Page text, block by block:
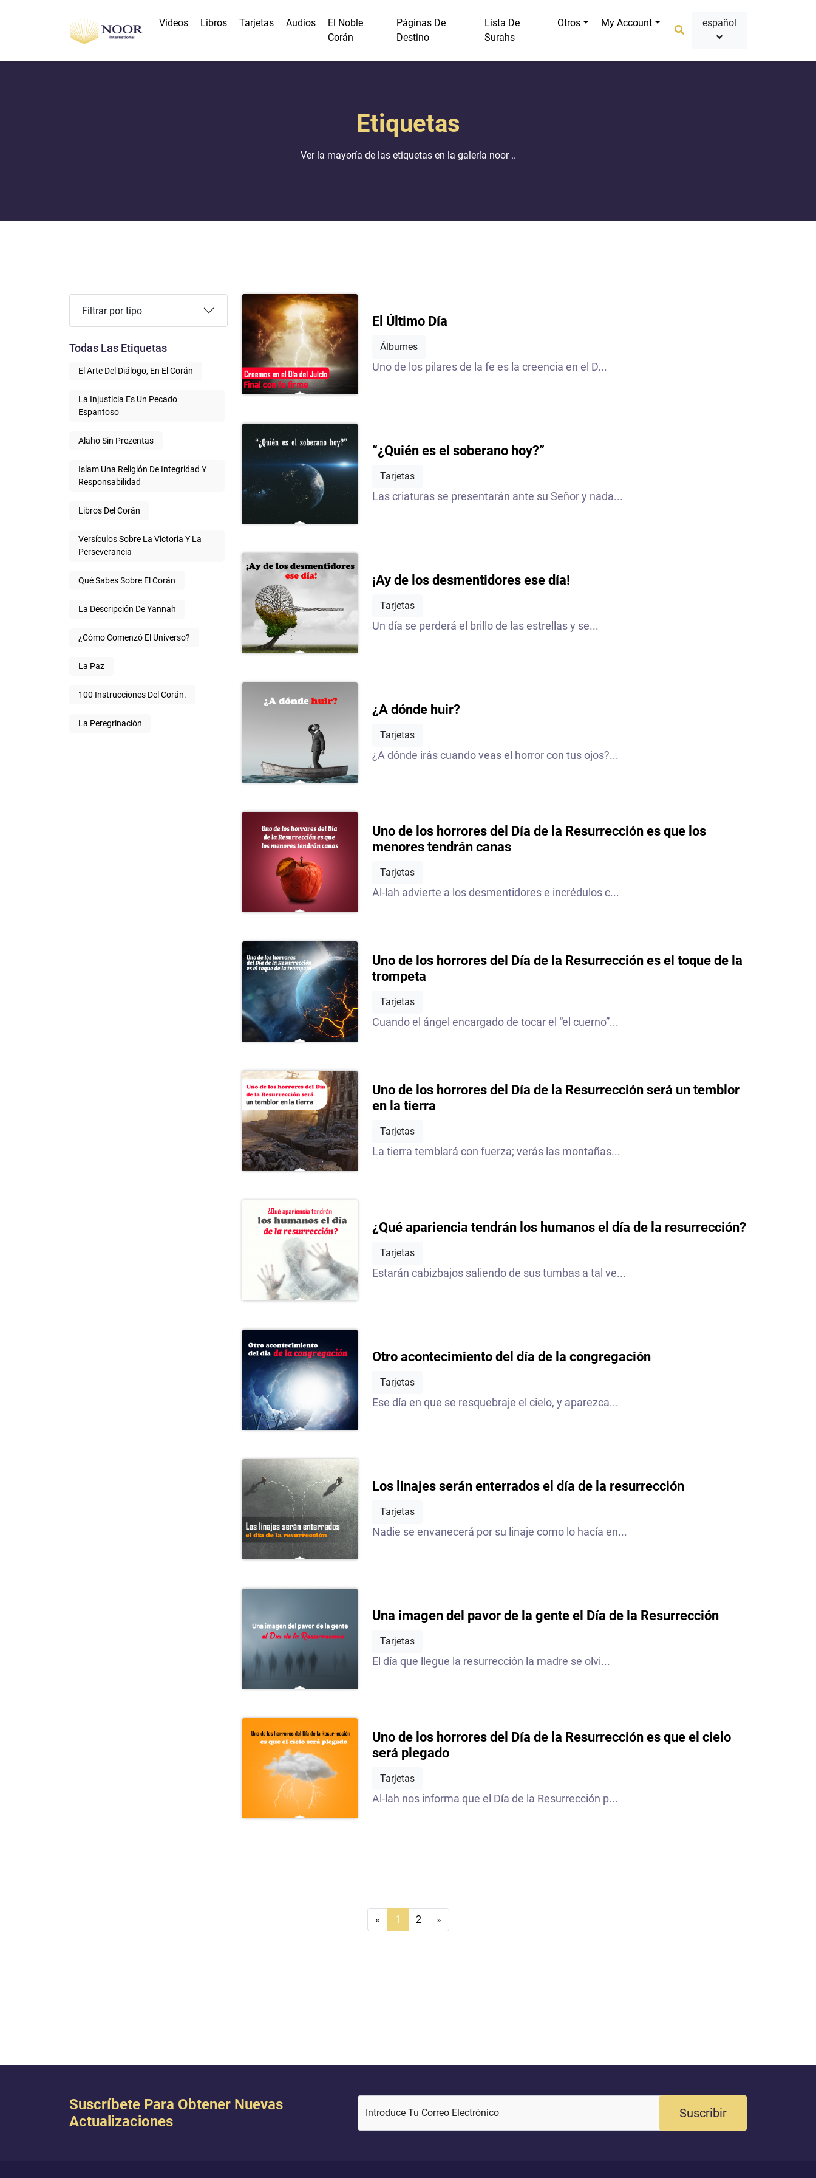
Videos Libros Tarjetas Audios
El Noble
Corán
Páginas De
Destino
Lista De
Surahs
Otros My Account
Etiquetas
Ver la mayoría de las etiquetas en la galería noor ..
Filtrar por tipo
Todas Las Etiquetas
El Arte Del Diálogo, En El Corán
La Injusticia Es Un Pecado
Espantoso
Alaho Sin Prezentas
Islam Una Religión De Integridad Y
Responsabilidad
Libros Del Corán
Versículos Sobre La Victoria Y La
Perseverancia
Qué Sabes Sobre El Corán
La Descripción De Yannah
¿Cómo Comenzó El Universo?
La Paz
100 Instrucciones Del Corán.
La Peregrinación
El Último Día
Álbumes
Uno de los pilares de la fe es la creencia en el D...
“¿Quién es el soberano hoy?”
Tarjetas
Las criaturas se presentarán ante su Señor y nada...
¡Ay de los desmentidores ese día!
Tarjetas
Un día se perderá el brillo de las estrellas y se...
¿A dónde huir?
Tarjetas
¿A dónde irás cuando veas el horror con tus ojos?...
Uno de los horrores del Día de la Resurrección es que los
menores tendrán canas
Tarjetas
Al-lah advierte a los desmentidores e incrédulos c...
Uno de los horrores del Día de la Resurrección es el toque de la
trompeta
Tarjetas
Cuando el ángel encargado de tocar el “el cuerno”...
Uno de los horrores del Día de la Resurrección será un temblor
en la tierra
Tarjetas
La tierra temblará con fuerza; verás las montañas...
¿Qué apariencia tendrán los humanos el día de la resurrección?
Tarjetas
Estarán cabizbajos saliendo de sus tumbas a tal ve...
Otro acontecimiento del día de la congregación
Tarjetas
Ese día en que se resquebraje el cielo, y aparezca...
Los linajes serán enterrados el día de la resurrección
Tarjetas
Nadie se envanecerá por su linaje como lo hacía en...
Una imagen del pavor de la gente el Día de la Resurrección
Tarjetas
El día que llegue la resurrección la madre se olvi...
Uno de los horrores del Día de la Resurrección es que el cielo
será plegado
Tarjetas
Al-lah nos informa que el Día de la Resurrección p...
« 1 2 »
Suscríbete Para Obtener Nuevas
Actualizaciones
Introduce Tu Correo Electrónico Suscribir